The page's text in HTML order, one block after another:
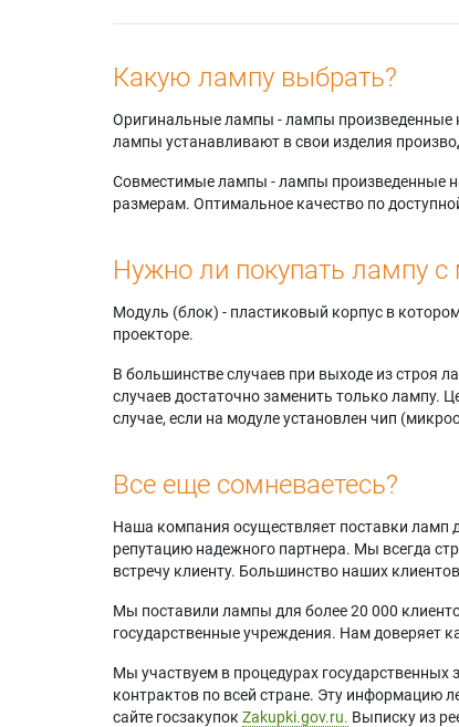
Какую лампу выбрать?
Оригинальные лампы - лампы произведенные
лампы устанавливают в свои изделия
Совместимые лампы - лампы произведенные
размерам. Оптимальное качество по
Нужно ли покупать лампу
Модуль (блок) - пластиковый корпус в
проекторе.
В большинстве случаев при выходе из строя
случаев достаточно заменить только лампу.
случае, если на модуле установлен чип
Все еще сомневаетесь?
Наша компания осуществляет поставки ламп
репутацию надежного партнера. Мы всегда
встречу клиенту. Большинство наших
Мы поставили лампы для более 20 000
государственные учреждения. Нам доверяет
Мы участвуем в процедурах
контрактов по всей стране. Эту информацию
сайте госзакупок Zakupki.gov.ru. Выписку из